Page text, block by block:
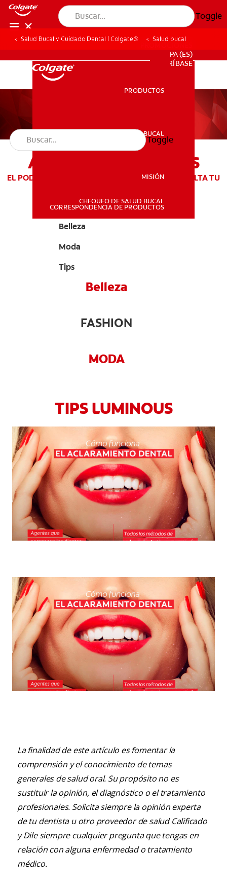
Toggle
SALUD BUCAL
PA (ES)
SUSCRÍBASE
PRODUCTOS
SALUD BUCAL
MISIÓN
CHEQUEO DE SALUD BUCAL
CORRESPONDENCIA DE PRODUCTOS
Toggle
Salud Bucal y Cuidado Dental | Colgate® Salud bucal
ARTÍCULOS LUMINOUS
EL PODER DE TU SONRISA TE HACE ÚNICA Y RESALTA TU
Belleza
Moda
Tips
Belleza
FASHION
MODA
TIPS LUMINOUS
La finalidad de este artículo es fomentar la
comprensión y el conocimiento de temas
generales de salud oral. Su propósito no es
sustituir la opinión, el diagnóstico o el tratamiento
profesionales. Solicita siempre la opinión experta
de tu dentista u otro proveedor de salud Calificado
y Dile siempre cualquier pregunta que tengas en
relación con alguna enfermedad o tratamiento
médico.